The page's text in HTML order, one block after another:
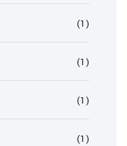
(1)
(1)
(1)
(1)